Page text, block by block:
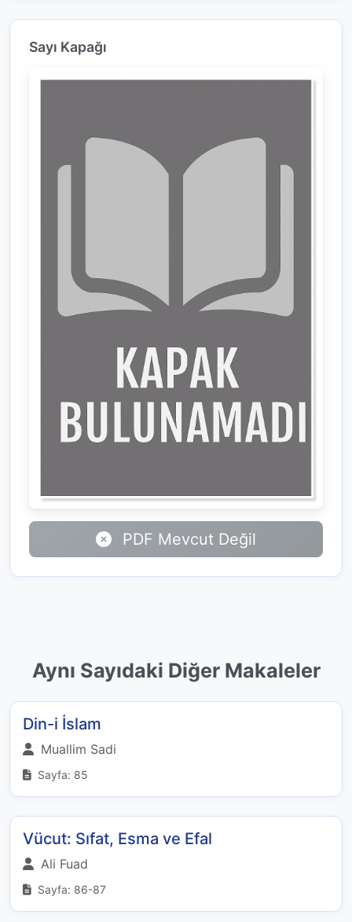
Sayı Kapağı
PDF Mevcut Değil
Aynı Sayıdaki Diğer Makaleler
Din-i İslam
Muallim Sadi
Sayfa: 85
Vücut: Sıfat, Esma ve Efal
Ali Fuad
Sayfa: 86-87